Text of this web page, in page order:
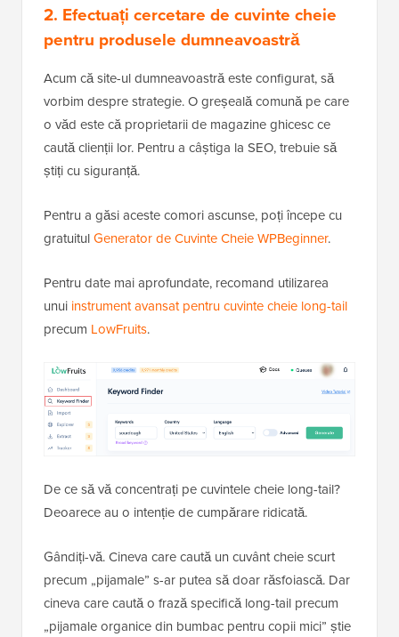
2. Efectuați cercetare de cuvinte cheie
pentru produsele dumneavoastră
Acum că site-ul dumneavoastră este configurat, să
vorbim despre strategie. O greșeală comună pe care
o văd este că proprietarii de magazine ghicesc ce
caută clienții lor. Pentru a câștiga la SEO, trebuie să
știți cu siguranță.
Pentru a găsi aceste comori ascunse, poți începe cu
gratuitulGenerator de Cuvinte Cheie WPBeginner.
Pentru date mai aprofundate, recomand utilizarea
unui instrument avansat pentru cuvinte cheie long-tail
precum LowFruits.
De ce să vă concentrați pe cuvintele cheie long-tail?
Deoarece au o intenție de cumpărare ridicată.
Gândiți-vă. Cineva care caută un cuvânt cheie scurt
precum „pijamale” s-ar putea să doar răsfoiască. Dar
cineva care caută o frază specifică long-tail precum
„pijamale organice din bumbac pentru copii mici” știe